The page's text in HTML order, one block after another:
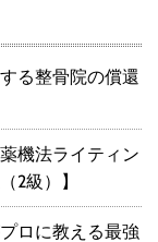
る整骨院の償還
機法ライティン
2級）】
ロに教える最強